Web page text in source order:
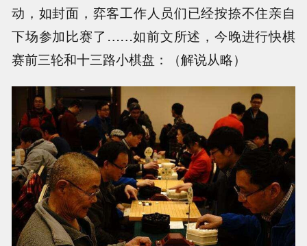
动，如封面，弈客工作人员们已经按捺不住亲自
下场参加比赛了……如前文所述，今晚进行快棋
赛前三轮和十三路小棋盘：（解说从略）